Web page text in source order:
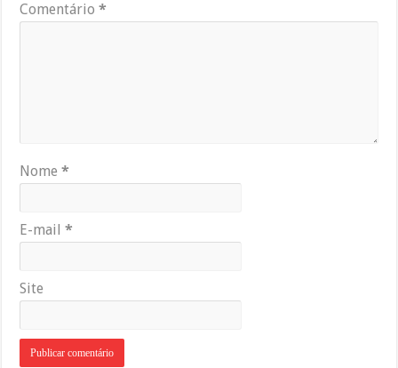
Comentário*
Nome*
E-mail*
Site